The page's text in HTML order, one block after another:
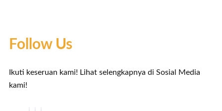
Follow Us
Ikuti keseruan kami! Lihat selengkapnya di Sosial Media
kami!